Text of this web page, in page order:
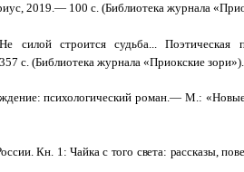
2019.— 100 с. (Библиотека журнала
силой строится судьба...
с. (Библиотека журнала «Приокские зори»).
психологический роман.— М.:
Кн. 1: Чайка с того света: рассказы,